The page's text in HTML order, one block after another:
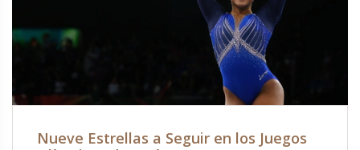
Nueve Estrellas a Seguir en los Juegos